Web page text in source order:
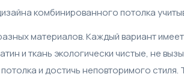
комбинированного потолка
материалов. Каждый вариант
и ткань экологически чистые, не
и достичь неповторимого